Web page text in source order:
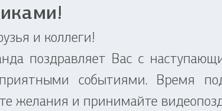
и коллеги!
поздравляет Вас с
событиями. Время
желания и принимайте